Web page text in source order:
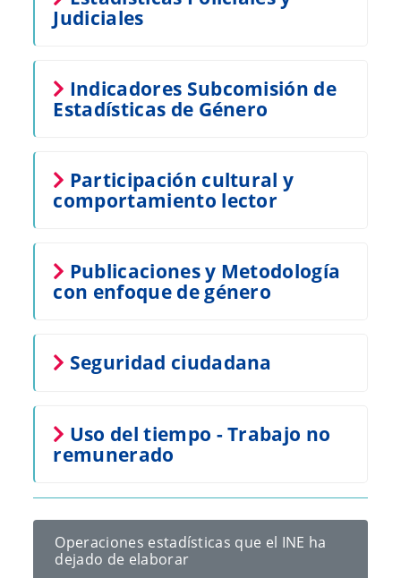
Judiciales
Indicadores Subcomisión de
Estadísticas de Género
Participación cultural y
comportamiento lector
Publicaciones y Metodología
con enfoque de género
Seguridad ciudadana
Uso del tiempo - Trabajo no
remunerado
Operaciones estadísticas que el INE ha
dejado de elaborar